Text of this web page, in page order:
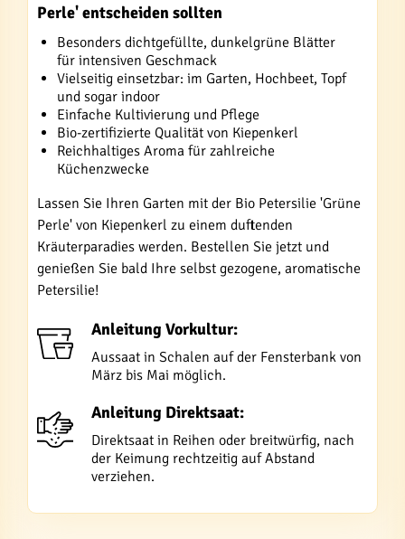
Perle' entscheiden sollten
Besonders dichtgefüllte, dunkelgrüne Blätter
für intensiven Geschmack
Vielseitig einsetzbar: im Garten, Hochbeet, Topf
und sogar indoor
Einfache Kultivierung und Pflege
Bio-zertifizierte Qualität von Kiepenkerl
Reichhaltiges Aroma für zahlreiche
Küchenzwecke
Lassen Sie Ihren Garten mit der Bio Petersilie 'Grüne
Perle' von Kiepenkerl zu einem duftenden
Kräuterparadies werden. Bestellen Sie jetzt und
genießen Sie bald Ihre selbst gezogene, aromatische
Petersilie!
Anleitung Vorkultur:
Aussaat in Schalen auf der Fensterbank von
März bis Mai möglich.
Anleitung Direktsaat:
Direktsaat in Reihen oder breitwürfig, nach
der Keimung rechtzeitig auf Abstand
verziehen.